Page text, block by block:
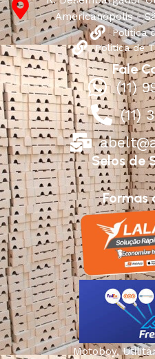
Americanópolis -
Política
Política de
Fale
(11)
(11)
Selos de
Formas
Motoboy,